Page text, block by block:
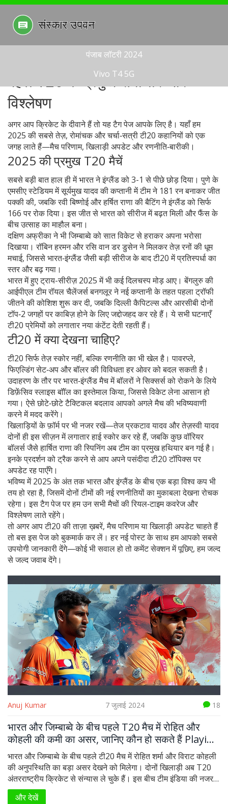
पंजाब लॉटरी 2024
Vivo T4 5G
पहले T20 के प्रमुख समाचार और
विश्लेषण
अगर आप क्रिकेट के दीवाने हैं तो यह टैग पेज आपके लिए है। यहाँ हम
2025 की सबसे तेज़, रोमांचक और चर्चा‑सत्री टी20 कहानियों को एक
जगह लाते हैं—मैच परिणाम, खिलाड़ी अपडेट और रणनीति‑बारीकी।
2025 की प्रमुख T20 मैचें
सबसे बड़ी बात हाल ही में भारत ने इंग्लैंड को 3-1 से पीछे छोड़ दिया। पुणे के
एमसीए स्टेडियम में सूर्यमुख यादव की कप्तानी में टीम ने 181 रन बनाकर जीत
पक्की की, जबकि रवी बिष्णोई और हर्षित राणा की बैटिंग ने इंग्लैंड को सिर्फ
166 पर रोक दिया। इस जीत से भारत को सीरीज में बढ़त मिली और फैंस के
बीच उत्साह का माहौल बना।
दक्षिण अफ्रीका ने भी जिम्बाब्वे को सात विकेट से हराकर अपना भरोसा
दिखाया। रॉबिन हरमन और रसि वान डर डुसेन ने मिलकर तेज़ रनों की धूम
मचाई, जिससे भारत‑इंग्लैंड जैसी बड़ी सीरीज के बाद टी20 में प्रतिस्पर्धा का
स्तर और बढ़ गया।
भारत में हुए ट्राय-सीरीज़ 2025 में भी कई दिलचस्प मोड़ आए। बेंगलुरु की
आईपीएल टीम रॉयल चैलेंजर्स बनगलूर ने नई कप्तानी के तहत पहला ट्रॉफी
जीतने की कोशिश शुरू कर दी, जबकि दिल्ली कैपिटल्स और आरसीबी दोनों
टॉप‑2 जगहों पर काबिज़ होने के लिए जद्दोजहद कर रहे हैं। ये सभी घटनाएँ
टी20 प्रेमियों को लगातार नया कंटेंट देती रहती हैं।
टी20 में क्या देखना चाहिए?
टी20 सिर्फ तेज़ स्कोर नहीं, बल्कि रणनीति का भी खेल है। पावरप्ले,
फिएल्डिंग सेट‑अप और बॉलर की विविधता हर ओवर को बदल सकती है।
उदाहरण के तौर पर भारत‑इंग्लैंड मैच में बॉलरों ने सिक्सर्स को रोकने के लिये
डिफ़ेंसिव स्लाइस बॉॉल का इस्तेमाल किया, जिससे विकेट लेना आसान हो
गया। ऐसे छोटे‑छोटे टैक्टिकल बदलाव आपको अगले मैच की भविष्यवाणी
करने में मदद करेंगे।
खिलाड़ियों के फ़ॉर्म पर भी नजर रखें—तेज प्रकटाव यादव और तेज़स्वी यादव
दोनों ही इस सीज़न में लगातार हाई स्कोर कर रहे हैं, जबकि कुछ वॉरियर
बॉलर्स जैसे हार्षित राणा की स्पिनिंग अब टीम का प्रमुख हथियार बन गई है।
इनके प्रदर्शन को ट्रैक करने से आप अपने पसंदीदा टी20 टॉपिक्स पर
अपडेट रह पाएँगे।
भविष्य में 2025 के अंत तक भारत और इंग्लैंड के बीच एक बड़ा विश्व कप भी
तय हो रहा है, जिसमें दोनों टीमों की नई रणनीतियों का मुकाबला देखना रोचक
रहेगा। इस टैग पेज पर हम उन सभी मैचों की रियल‑टाइम कवरेज और
विश्लेषण लाते रहेंगे।
तो अगर आप टी20 की ताज़ा ख़बरें, मैच परिणाम या खिलाड़ी अपडेट चाहते हैं
तो बस इस पेज को बुकमार्क कर लें। हर नई पोस्ट के साथ हम आपको सबसे
उपयोगी जानकारी देंगे—कोई भी सवाल हो तो कमेंट सेक्शन में पूछिए, हम जल्द
से जल्द जवाब देंगे।
Anuj Kumar 7 जुलाई 2024 18
भारत और जिम्बाब्वे के बीच पहले T20 मैच में रोहित और
कोहली की कमी का असर, जानिए कौन हो सकते हैं Playing
XI
भारत और जिम्बाब्वे के बीच पहले टी20 मैच में रोहित शर्मा और विराट कोहली
की अनुपस्थिति का बड़ा असर देखने को मिलेगा। दोनों खिलाड़ी अब T20
अंतरराष्ट्रीय क्रिकेट से संन्यास ले चुके हैं। इस बीच टीम इंडिया की नजर
2026 टी20 वर्ल्ड कप की तैयारियों पर है, जिसमें 34 मैच खेले जाने हैं।
और देखें